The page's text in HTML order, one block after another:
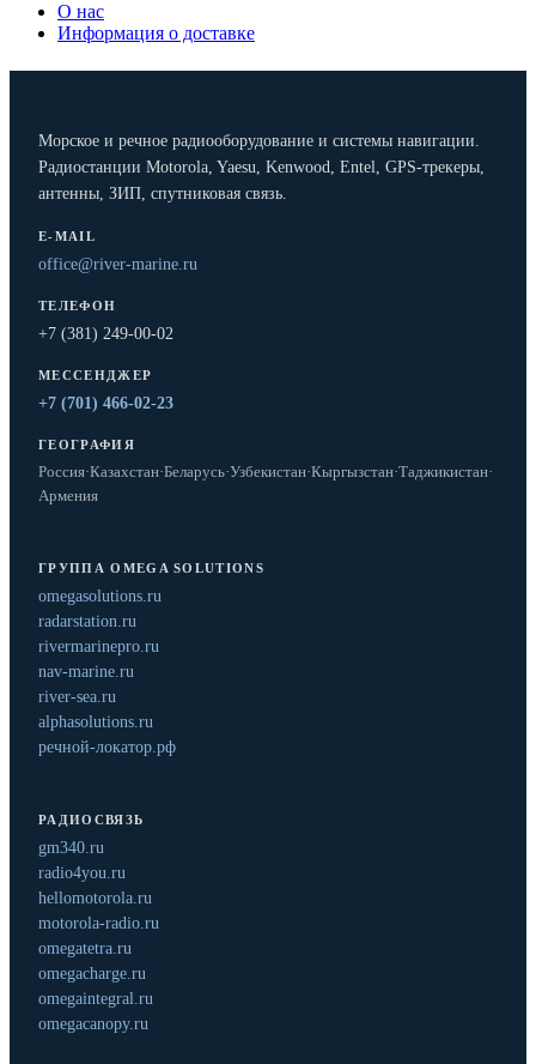
О нас
Информация о доставке
Морское и речное радиооборудование и системы навигации.
Радиостанции Motorola, Yaesu, Kenwood, Entel, GPS-трекеры,
антенны, ЗИП, спутниковая связь.
E-MAIL
office@river-marine.ru
ТЕЛЕФОН
+7 (381) 249-00-02
МЕССЕНДЖЕР
+7 (701) 466-02-23
ГЕОГРАФИЯ
Россия·Казахстан·Беларусь·Узбекистан·Кыргызстан·Таджикистан·
Армения
ГРУППА OMEGA SOLUTIONS
omegasolutions.ru
radarstation.ru
rivermarinepro.ru
nav-marine.ru
river-sea.ru
alphasolutions.ru
речной-локатор.рф
РАДИОСВЯЗЬ
gm340.ru
radio4you.ru
hellomotorola.ru
motorola-radio.ru
omegatetra.ru
omegacharge.ru
omegaintegral.ru
omegacanopy.ru